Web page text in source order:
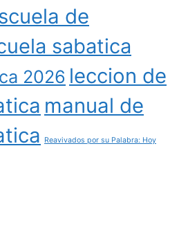
de
sabatica
2026 leccion de
manual de
Reavivados por su Palabra: Hoy